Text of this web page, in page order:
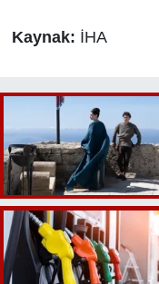
Kaynak: İHA